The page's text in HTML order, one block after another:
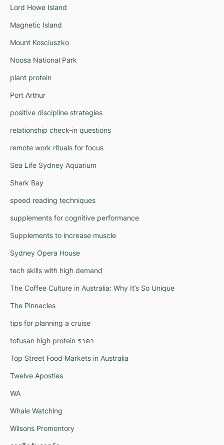
Lord Howe Island
Magnetic Island
Mount Kosciuszko
Noosa National Park
plant protein
Port Arthur
positive discipline strategies
relationship check-in questions
remote work rituals for focus
Sea Life Sydney Aquarium
Shark Bay
speed reading techniques
supplements for cognitive performance
Supplements to increase muscle
Sydney Opera House
tech skills with high demand
The Coffee Culture in Australia: Why It’s So Unique
The Pinnacles
tips for planning a cruise
tofusan high protein ราคา
Top Street Food Markets in Australia
Twelve Apostles
WA
Whale Watching
Wilsons Promontory